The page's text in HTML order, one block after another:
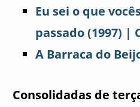
Eu sei o que
passado (1997) |
A Barraca do
Consolidadas de